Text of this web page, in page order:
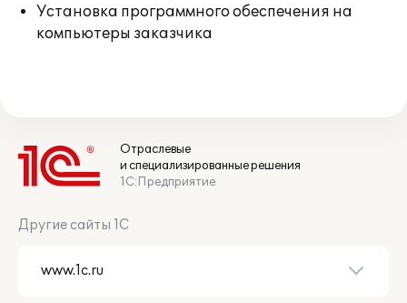
Установка программного обеспечения на
компьютеры заказчика
Отраслевые
и специализированные решения
1С:Предприятие
Другие сайты 1С